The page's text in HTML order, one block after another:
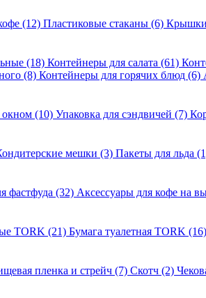
(12) Пластиковые стаканы (6) Крышки
(18) Контейнеры для салата (61)
(8) Контейнеры для горячих блюд (6)
(10) Упаковка для сэндвичей (7)
мешки (3) Пакеты для льда
фастфуда (32) Аксессуары для кофе на
TORK (21) Бумага туалетная TORK (16)
пленка и стрейч (7) Скотч (2)